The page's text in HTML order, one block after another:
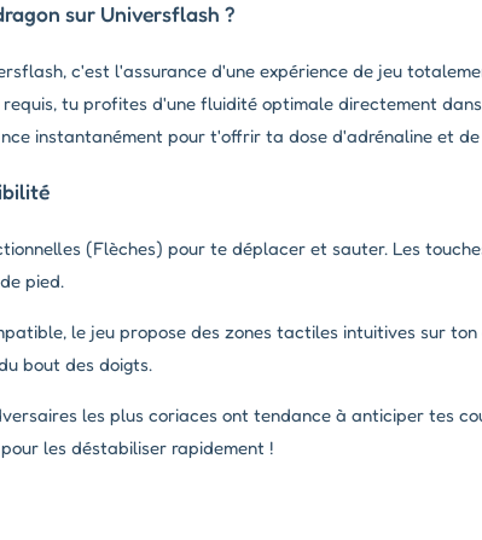
sur Universflash ?
c'est l'assurance d'une expérience de jeu
tu profites d'une fluidité optimale directement
instantanément pour t'offrir ta dose d'adrénaline et
(Flèches) pour te déplacer et sauter. Les
pied.
le jeu propose des zones tactiles intuitives sur
bout des doigts.
les plus coriaces ont tendance à anticiper tes
les déstabiliser rapidement !